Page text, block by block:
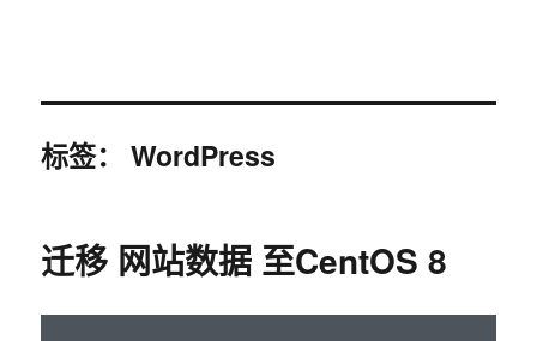
标签：WordPress
迁移 网站数据 至CentOS 8